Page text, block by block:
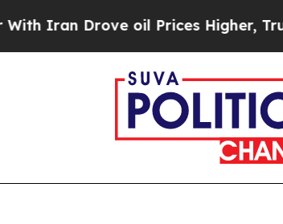
Drove oil Prices Higher, Trump